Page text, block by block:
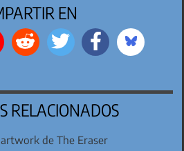
EN
RELACIONADOS
de The Eraser